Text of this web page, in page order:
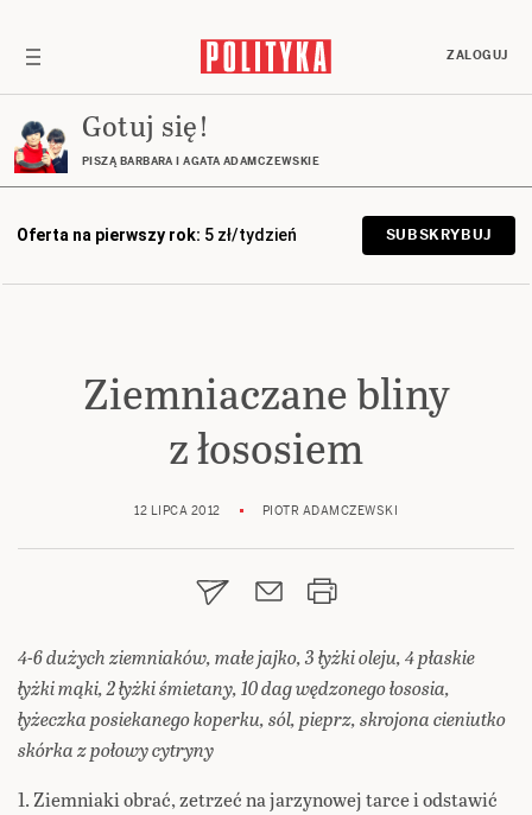
ZALOGUJ
Gotuj się!
PISZĄ BARBARA I AGATA ADAMCZEWSKIE
Oferta na pierwszy rok: 5 zł/tydzień SUBSKRYBUJ
Ziemniaczane bliny
z łososiem
12 LIPCA 2012 PIOTR ADAMCZEWSKI
4-6 dużych ziemniaków, małe jajko, 3 łyżki oleju, 4 płaskie
łyżki mąki, 2 łyżki śmietany, 10 dag wędzonego łososia,
łyżeczka posiekanego koperku, sól, pieprz, skrojona cieniutko
skórka z połowy cytryny
1. Ziemniaki obrać, zetrzeć na jarzynowej tarce i odstawić